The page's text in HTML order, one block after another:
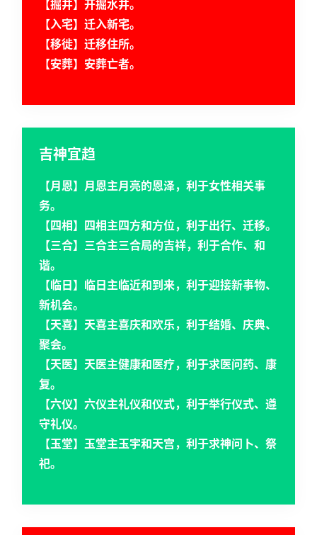
【掘井】开掘水井。
【入宅】迁入新宅。
【移徙】迁移住所。
【安葬】安葬亡者。
吉神宜趋
【月恩】月恩主月亮的恩泽，利于女性相关事
务。
【四相】四相主四方和方位，利于出行、迁移。
【三合】三合主三合局的吉祥，利于合作、和
谐。
【临日】临日主临近和到来，利于迎接新事物、
新机会。
【天喜】天喜主喜庆和欢乐，利于结婚、庆典、
聚会。
【天医】天医主健康和医疗，利于求医问药、康
复。
【六仪】六仪主礼仪和仪式，利于举行仪式、遵
守礼仪。
【玉堂】玉堂主玉宇和天宫，利于求神问卜、祭
祀。